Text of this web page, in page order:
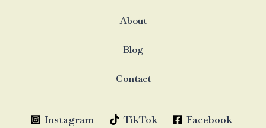
About
Blog
Contact
Instagram TikTok
Facebook